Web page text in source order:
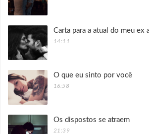
Carta para a atual do meu ex
14:11
O que eu sinto por você
16:58
Os dispostos se atraem
21:39